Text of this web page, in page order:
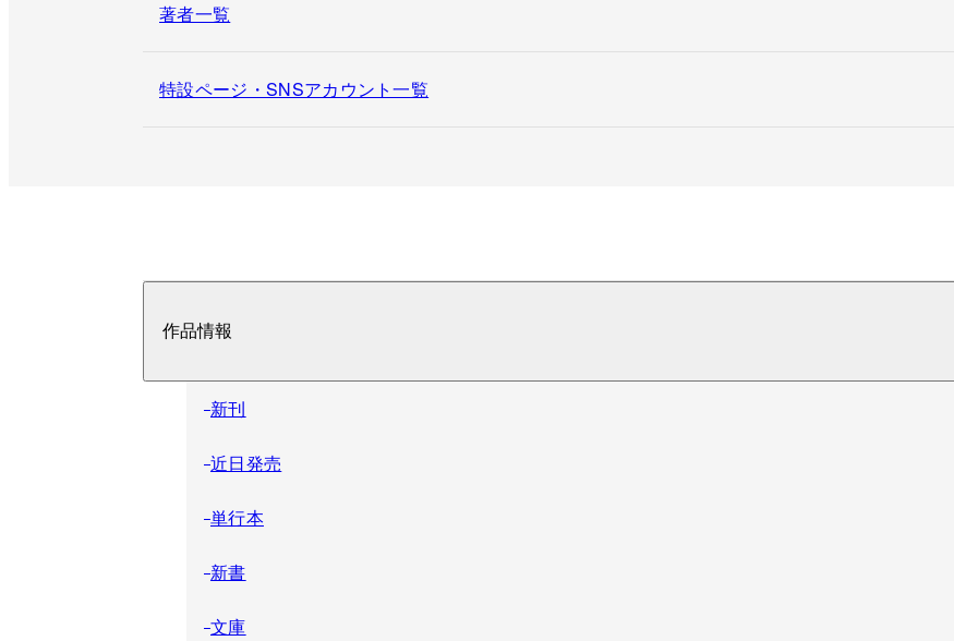
著者一覧
特設ページ・SNSアカウント一覧
作品情報
新刊
近日発売
単行本
新書
文庫